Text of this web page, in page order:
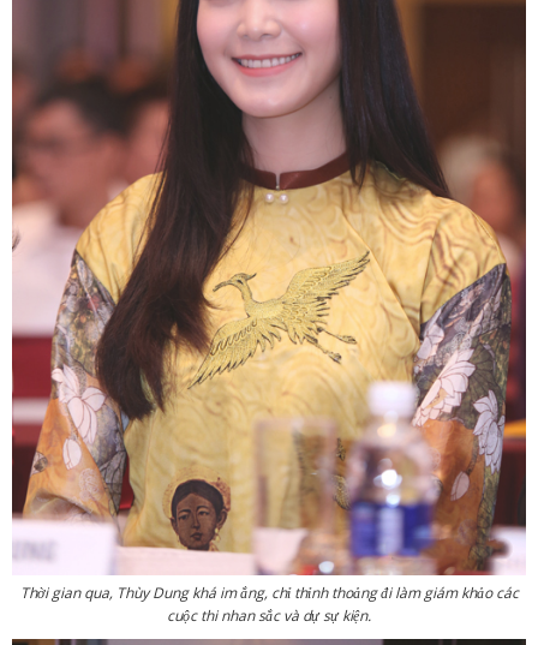
Thời gian qua, Thùy Dung khá im ắng, chỉ thỉnh thoảng đi làm giám khảo các
cuộc thi nhan sắc và dự sự kiện.